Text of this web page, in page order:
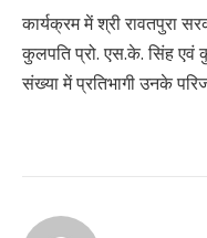
कार्यक्रम में श्री रावतपुरा
कुलपति प्रो. एस.के. सिंह एवं
संख्या में प्रतिभागी उनके